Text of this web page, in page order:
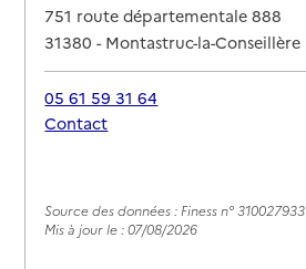
Adresse
751 route départementale 888
31380-Montastruc-la-Conseillère
05 61 59 31 64
Contact
Source des données : Finess n° 310027933
Mis à jour le : 07/08/2026